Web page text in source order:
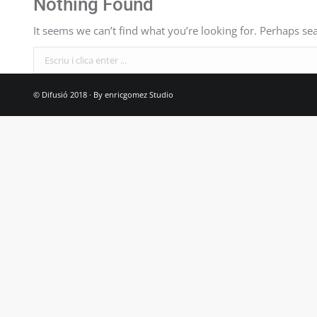
Nothing Found
It seems we can’t find what you’re looking for. Perhaps
Search:
© Difusió 2018 · By enricgomez Studio